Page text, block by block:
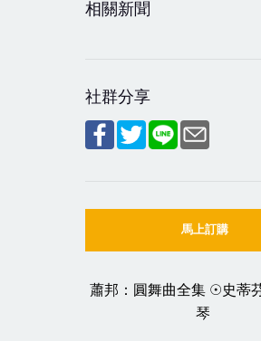
相關新聞
社群分享
馬上訂購
蕭邦：圓舞曲全集 ☉史蒂
琴